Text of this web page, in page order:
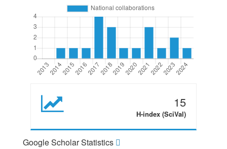
15
H-index (SciVal)
Google Scholar Statistics